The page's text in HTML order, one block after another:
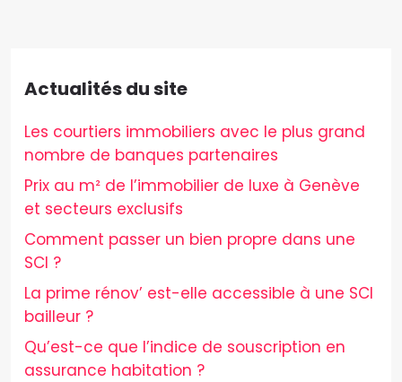
Actualités du site
Les courtiers immobiliers avec le plus grand
nombre de banques partenaires
Prix au m² de l’immobilier de luxe à Genève
et secteurs exclusifs
Comment passer un bien propre dans une
SCI ?
La prime rénov’ est-elle accessible à une SCI
bailleur ?
Qu’est-ce que l’indice de souscription en
assurance habitation ?